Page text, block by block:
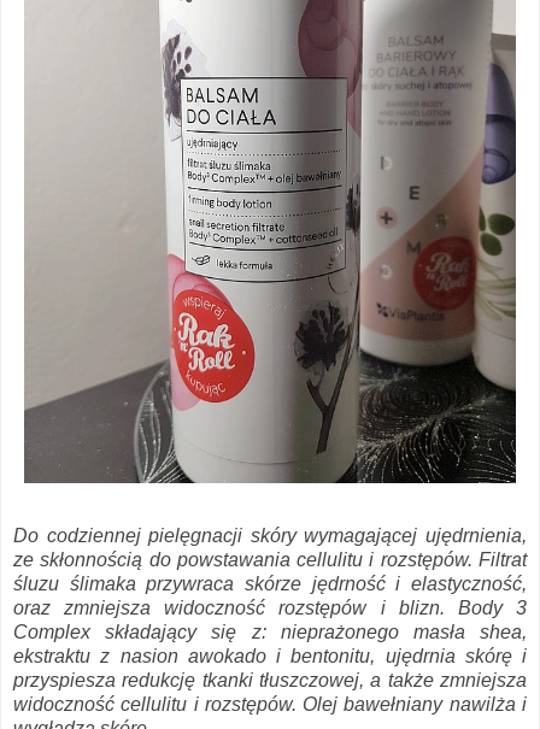
Do codziennej pielęgnacji skóry wymagającej ujędrnienia,
ze skłonnością do powstawania cellulitu i rozstępów. Filtrat
śluzu ślimaka przywraca skórze jędrność i elastyczność,
oraz zmniejsza widoczność rozstępów i blizn. Body 3
Complex składający się z: nieprażonego masła shea,
ekstraktu z nasion awokado i bentonitu, ujędrnia skórę i
przyspiesza redukcję tkanki tłuszczowej, a także zmniejsza
widoczność cellulitu i rozstępów. Olej bawełniany nawilża i